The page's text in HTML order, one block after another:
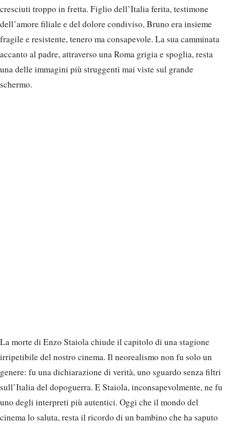
cresciuti troppo in fretta. Figlio dell’Italia ferita, testimone
dell’amore filiale e del dolore condiviso, Bruno era insieme
fragile e resistente, tenero ma consapevole. La sua camminata
accanto al padre, attraverso una Roma grigia e spoglia, resta
una delle immagini più struggenti mai viste sul grande
schermo.
La morte di Enzo Staiola chiude il capitolo di una stagione
irripetibile del nostro cinema. Il neorealismo non fu solo un
genere: fu una dichiarazione di verità, uno sguardo senza filtri
sull’Italia del dopoguerra. E Staiola, inconsapevolmente, ne fu
uno degli interpreti più autentici. Oggi che il mondo del
cinema lo saluta, resta il ricordo di un bambino che ha saputo